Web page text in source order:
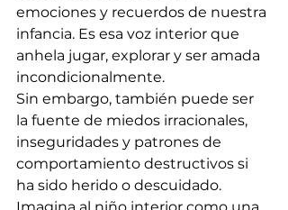
emociones y recuerdos de nuestra
infancia. Es esa voz interior que
anhela jugar, explorar y ser amada
incondicionalmente.
Sin embargo, también puede ser
la fuente de miedos irracionales,
inseguridades y patrones de
comportamiento destructivos si
ha sido herido o descuidado.